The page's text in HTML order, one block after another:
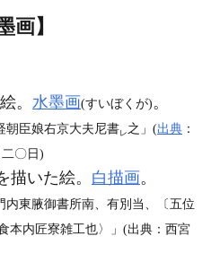
画】
。 水墨画(すいぼくが)。
朝臣娘右京大夫尼書レ 之」(出典 ：
〇日)
描いた絵。 白描画。
東腋御書所南、有別当、〔五位
本内匠寮雑工也〉」(出典：西宮